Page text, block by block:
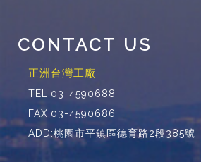
CONTACT US
正洲台灣工廠
TEL:03-4590688
FAX:03-4590686
ADD:桃園市平鎮區德育路2段385號